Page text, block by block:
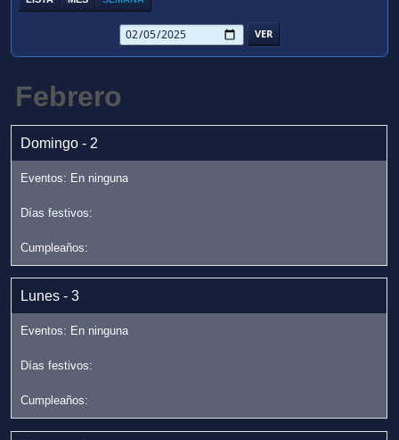
Febrero
Domingo - 2
Lunes - 3